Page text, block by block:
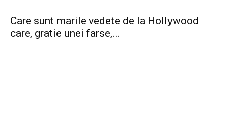
Care sunt marile vedete de la Hollywood
care, gratie unei farse,...